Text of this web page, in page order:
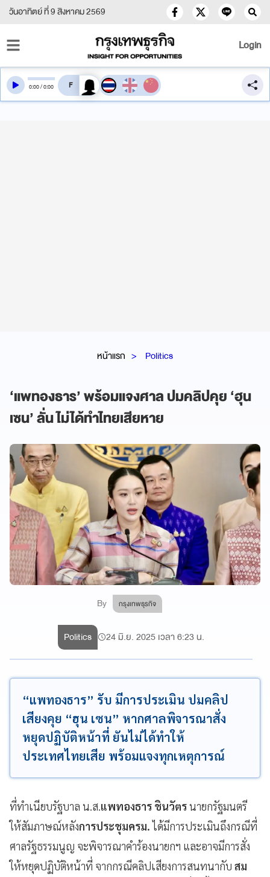
วันอาทิตย์ ที่ 9 สิงหาคม 2569
Login
หน้าแรก Politics
‘แพทองธาร’ พร้อมแจงศาล ปมคลิปคุย ‘ฮุน
เซน’ ลั่น ไม่ได้ทำไทยเสียหาย
By กรุงเทพธุรกิจ
0:00/0:00 สลับเสียงอ่าน
Politics 24 มิ.ย. 2025 เวลา 6:23 น.
“แพทองธาร” รับ มีการประเมิน ปมคลิป
เสียงคุย “ฮุน เซน” หากศาลพิจารณาสั่ง
หยุดปฏิบัติหน้าที่ ยันไม่ได้ทำให้
ประเทศไทยเสีย พร้อมแจงทุกเหตุการณ์
ที่ทำเนียบรัฐบาล น.ส.แพทองธาร ชินวัตรนายกรัฐมนตรี
ให้สัมภาษณ์หลังการประชุมครม.ได้มีการประเมินถึงกรณีที่
ศาลรัฐธรรมนูญ จะพิจารณาคำร้องนายกฯ และอาจมีการสั่ง
ให้หยุดปฏิบัติหน้าที่ จากกรณีคลิปเสียงการสนทนากับ สม